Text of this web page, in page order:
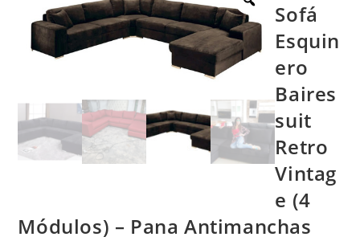
Sofá
Esquin
ero
Baires
suit
Retro
Vintag
e (4
Módulos) – Pana Antimanchas